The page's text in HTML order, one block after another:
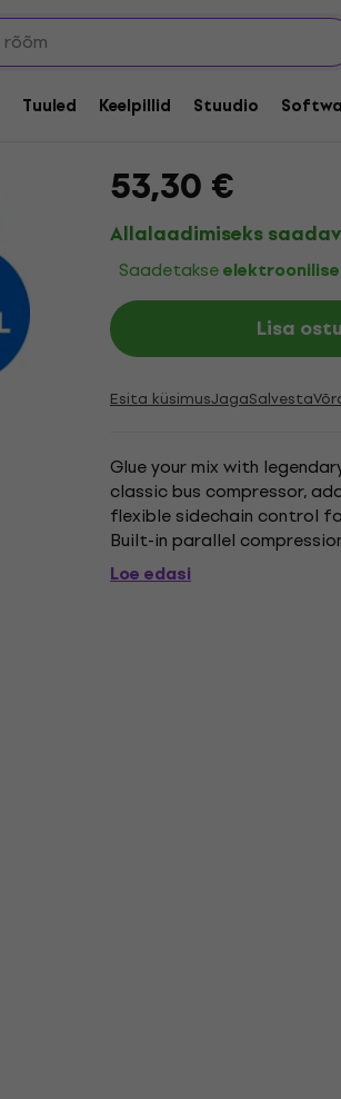
Tuuled Keelpillid Stuudio
Aurora DSP
(Digitaalne toode)
53,30 €
Allalaadimiseks
Saadetakse
Lisa
Esita küsimusJagaSalvesta
Glue your mix with
classic bus compressor,
flexible sidechain control
Built-in parallel
Sidechain HPF: Prevents low-
Loe edasi